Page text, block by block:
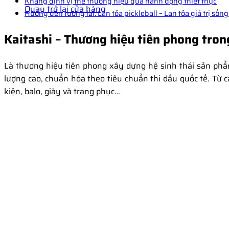
Quay trở lại cửa hàng
Hướng đến tương lai: Lan tỏa pickleball – Lan tỏa giá trị
Kaitashi – Thương hiệu tiên phong
Là thương hiệu tiên phong xây dựng hệ sinh thái sản
lượng cao, chuẩn hóa theo tiêu chuẩn thi đấu quốc tế. Từ
kiện, balo, giày và trang phục…